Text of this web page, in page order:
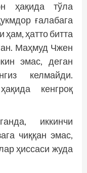
ҳақида тўла
ғалабага
ҳатто битта
Маҳмуд Чжен
эмас, деган
келмайди.
кенгроқ
иккинчи
чиққан эмас,
ҳиссаси жуда